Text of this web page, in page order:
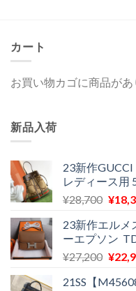
カート
お買い物カゴに商品があ
新品入荷
23新作
レディース用
¥28,700 元
価
格
は
で
¥
23新作エルメ
ーエプソン
¥27,200 元
価
¥
21SS【